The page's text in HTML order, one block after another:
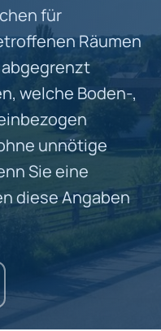
für
Räumen
welche Boden-,
unnötige
Sie eine
diese Angaben